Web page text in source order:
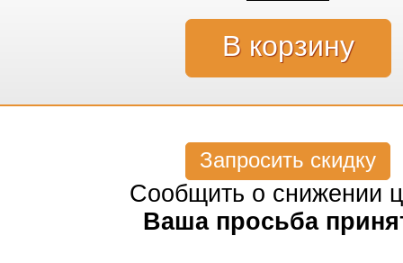
Запросить скидку
Сообщить о снижении
Ваша просьба